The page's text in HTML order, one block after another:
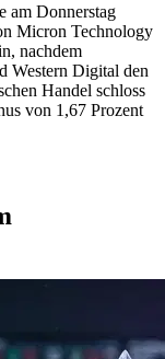
am Donnerstag
Micron Technology
nachdem
Western Digital den
Handel schloss
von 1,67 Prozent